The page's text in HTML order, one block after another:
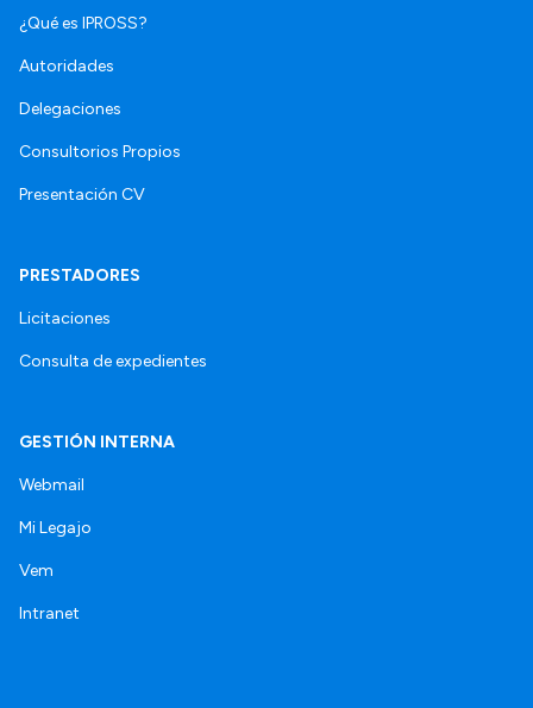
¿Qué es IPROSS?
Autoridades
Delegaciones
Consultorios Propios
Presentación CV
PRESTADORES
Licitaciones
Consulta de expedientes
GESTIÓN INTERNA
Webmail
Mi Legajo
Vem
Intranet